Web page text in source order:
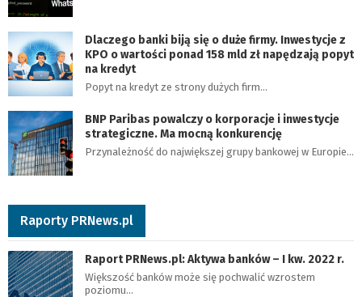
Dlaczego banki biją się o duże firmy. Inwestycje z
KPO o wartości ponad 158 mld zł napędzają popyt
na kredyt
Popyt na kredyt ze strony dużych firm…
BNP Paribas powalczy o korporacje i inwestycje
strategiczne. Ma mocną konkurencję
Przynależność do największej grupy bankowej w Europie…
Raporty PRNews.pl
Raport PRNews.pl: Aktywa banków – I kw. 2022 r.
Większość banków może się pochwalić wzrostem
poziomu…